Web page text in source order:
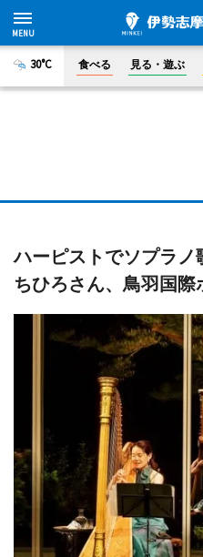
30°C 食べる 見る・遊ぶ
ハーピストでソプラ
ちひろさん、鳥羽国際